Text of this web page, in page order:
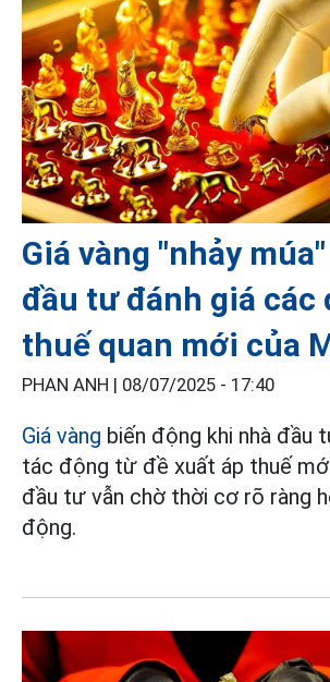
Giá vàng "nhảy
đầu tư đánh giá các
thuế quan mới của
PHAN ANH | 08/07/2025 - 17:40
Giá vàng biến động khi nhà đầu
tác động từ đề xuất áp thuế
đầu tư vẫn chờ thời cơ rõ ràng
động.